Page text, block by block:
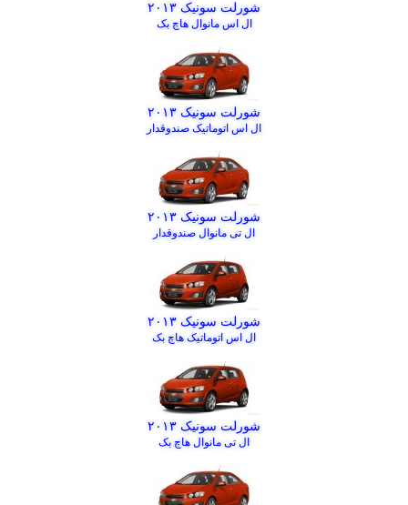
شورلت سونیک ۲۰۱۳
ال اس مانوال هاچ بک
شورلت سونیک ۲۰۱۳
ال اس اتوماتیک صندوقدار
شورلت سونیک ۲۰۱۳
ال تی مانوال صندوقدار
شورلت سونیک ۲۰۱۳
ال اس اتوماتیک هاچ بک
شورلت سونیک ۲۰۱۳
ال تی مانوال هاچ بک